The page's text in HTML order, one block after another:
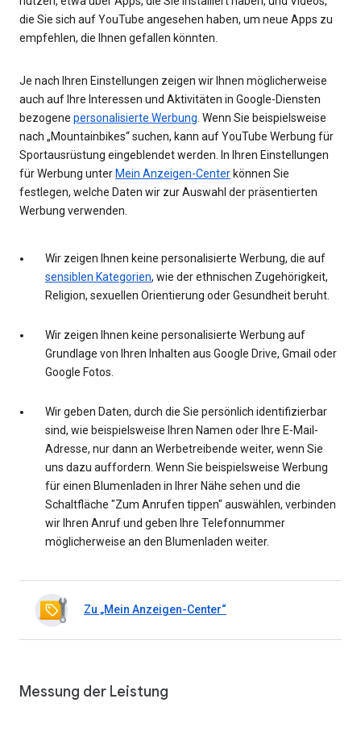
die Sie sich auf YouTube angesehen haben, um neue Apps zu
empfehlen, die Ihnen gefallen könnten.
Je nach Ihren Einstellungen zeigen wir Ihnen möglicherweise
auch auf Ihre Interessen und Aktivitäten in Google-Diensten
bezogene personalisierte Werbung . Wenn Sie beispielsweise
nach „Mountainbikes“ suchen, kann auf YouTube Werbung für
Sportausrüstung eingeblendet werden. In Ihren Einstellungen
für Werbung unterMein Anzeigen-Centerkönnen Sie
festlegen, welche Daten wir zur Auswahl der präsentierten
Werbung verwenden.
Wir zeigen Ihnen keine personalisierte Werbung, die auf
sensiblen Kategorien, wie der ethnischen Zugehörigkeit,
Religion, sexuellen Orientierung oder Gesundheit beruht.
Wir zeigen Ihnen keine personalisierte Werbung auf
Grundlage von Ihren Inhalten aus Google Drive, Gmail oder
Google Fotos.
Wir geben Daten, durch die Sie persönlich identifizierbar
sind, wie beispielsweise Ihren Namen oder Ihre E-Mail-
Adresse, nur dann an Werbetreibende weiter, wenn Sie
uns dazu auffordern. Wenn Sie beispielsweise Werbung
für einen Blumenladen in Ihrer Nähe sehen und die
Schaltfläche "Zum Anrufen tippen" auswählen, verbinden
wir Ihren Anruf und geben Ihre Telefonnummer
möglicherweise an den Blumenladen weiter.
Zu „Mein Anzeigen-Center“
Messung der Leistung